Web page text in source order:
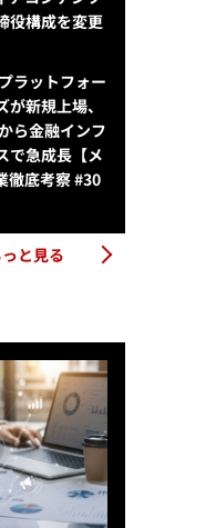
役構成を変更
ラットフォー
が新規上場、
ら金融インフ
で急成長【メ
徹底考察 #30
と見る